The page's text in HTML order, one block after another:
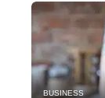
BUSINESS